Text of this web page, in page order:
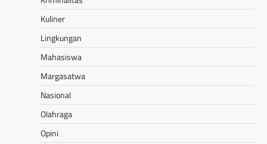
Kuliner
Lingkungan
Mahasiswa
Margasatwa
Nasional
Olahraga
Opini